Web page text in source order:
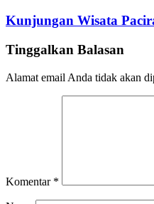
Kunjungan Wisata
Tinggalkan Balasan
Alamat email Anda tidak akan
Komentar *